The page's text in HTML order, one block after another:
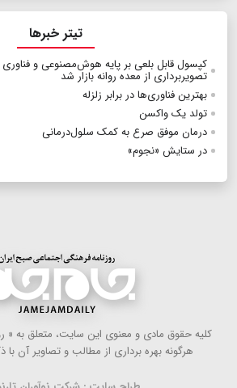
تیتر خبرها
کپسول قابل بلعی بر پایه هوش‌مصنوعی و فناوری
تصویربرداری از معده روانه بازار شد
بهترین فناوری‌ها در برابر زلزله
تولد یک واکسن
درمان موفق صرع به کمک سلول‌درمانی
در ستایش «نجوم»
كلیه حقوق مادی و معنوی این سایت، متعلق به «
هرگونه بهره ‌برداری از مطالب و تصاویر آن با